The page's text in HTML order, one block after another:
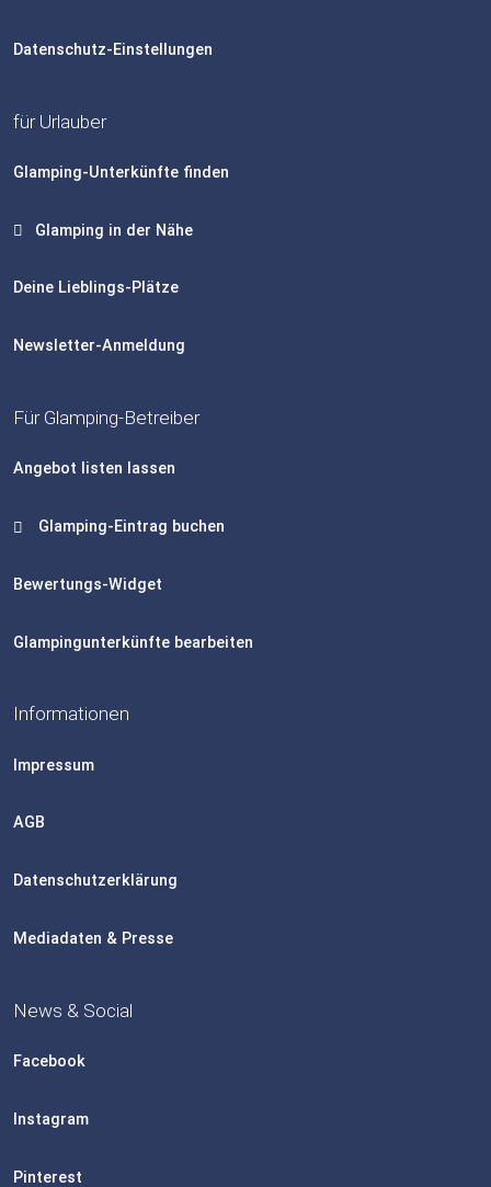
Datenschutz-Einstellungen
für Urlauber
Glamping-Unterkünfte finden
Glamping in der Nähe
Deine Lieblings-Plätze
Newsletter-Anmeldung
Für Glamping-Betreiber
Angebot listen lassen
Glamping-Eintrag buchen
Bewertungs-Widget
Glampingunterkünfte bearbeiten
Informationen
Impressum
AGB
Datenschutzerklärung
Mediadaten & Presse
News & Social
Facebook
Instagram
Pinterest